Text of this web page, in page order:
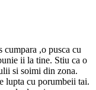
,o pusca cu
ii la tine. Stiu ca o
si soimi din zona.
lupta cu porumbeii tai.